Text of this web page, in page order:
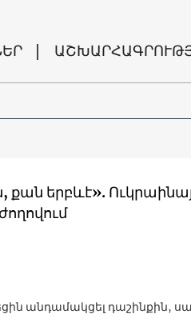
արդյունքները
անդամակցել դաշինքին,